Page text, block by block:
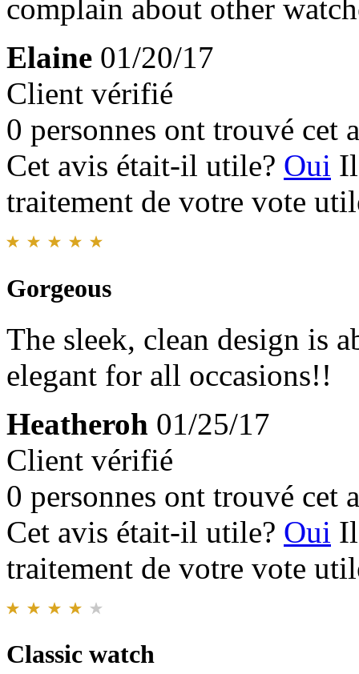
complain about other
Elaine 01/20/17
Client vérifié
0 personnes ont trouvé cet
Cet avis était-il utile? Oui
traitement de votre vote
Gorgeous
The sleek, clean design is
elegant for all occasions!!
Heatheroh 01/25/17
Client vérifié
0 personnes ont trouvé cet
Cet avis était-il utile? Oui
traitement de votre vote
Classic watch